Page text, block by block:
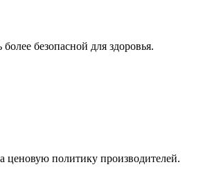
безопасной для здоровья.
ценовую политику производителей.